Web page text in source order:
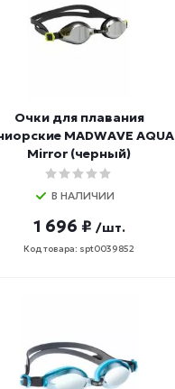
Очки для плавания
MADWAVE AQUA
Mirror (черный)
В НАЛИЧИИ
1 696 ₽ /шт.
Код товара: spt0039852